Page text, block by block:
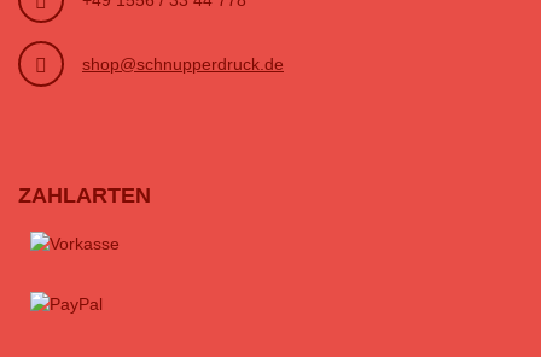
shop@schnupperdruck.de
ZAHLARTEN